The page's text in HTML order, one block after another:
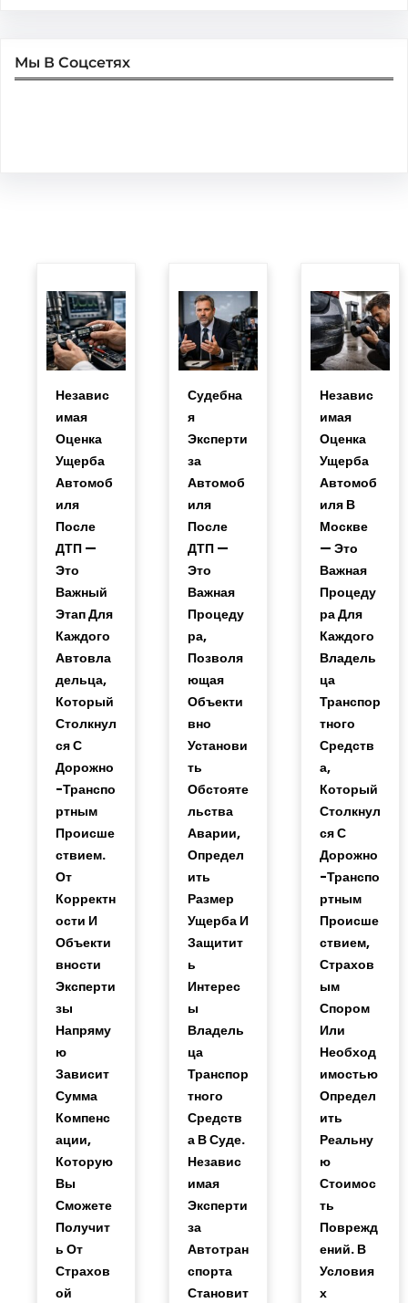
Мы В Соцсетях
Независ
Имая
Оценка
Ущерба
Автомоб
Иля
После
ДТП —
Это
Важный
Этап Для
Каждого
Автовла
Дельца,
Который
Столкнул
Ся С
Дорожно
-транспо
Ртным
Происше
Ствием.
От
Корректн
Ости И
Объекти
Вности
Эксперти
Зы
Напряму
Ю
Зависит
Сумма
Компенс
Ации,
Которую
Вы
Сможете
Получит
Ь От
Страхов
Ой
Судебна
Я
Эксперти
За
Автомоб
Иля
После
ДТП —
Это
Важная
Процеду
Ра,
Позволя
Ющая
Объекти
Вно
Установи
Ть
Обстояте
Льства
Аварии,
Определ
Ить
Размер
Ущерба И
Защитит
Ь
Интерес
Ы
Владель
Ца
Транспор
Тного
Средств
А В Суде.
Независ
Имая
Эксперти
За
Автотран
Спорта
Становит
Независ
Имая
Оценка
Ущерба
Автомоб
Иля В
Москве
— Это
Важная
Процеду
Ра Для
Каждого
Владель
Ца
Транспор
Тного
Средств
А,
Который
Столкнул
Ся С
Дорожно
-транспо
Ртным
Происше
Ствием,
Страхов
Ым
Спором
Или
Необход
Имостью
Определ
Ить
Реальну
Ю
Стоимос
Ть
Поврежд
Ений. В
Условия
Х